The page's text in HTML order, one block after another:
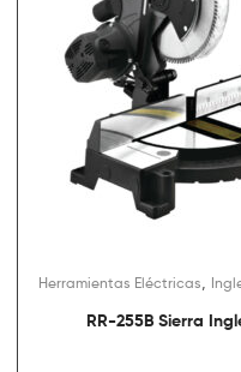
Herramientas Eléctricas
RR-255B Sierra